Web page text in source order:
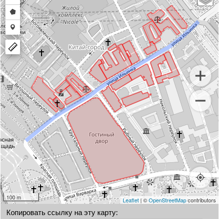
a
polyline
Draw
a
polygon
Draw
a
marker
100 m Leaflet| ©OpenStreetMapcontributors
Копировать ссылку на эту карту: